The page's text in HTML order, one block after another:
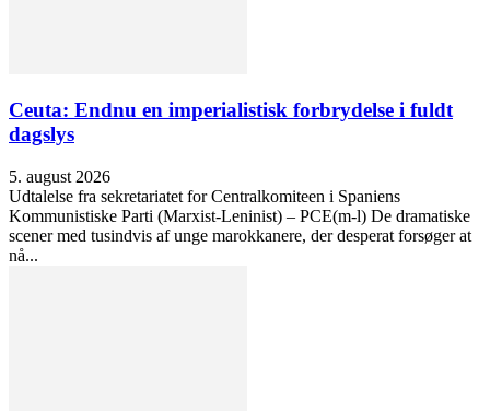
Ceuta: Endnu en imperialistisk forbrydelse i fuldt
dagslys
5. august 2026
Udtalelse fra sekretariatet for Centralkomiteen i Spaniens
Kommunistiske Parti (Marxist-Leninist) – PCE(m-l) De dramatiske
scener med tusindvis af unge marokkanere, der desperat forsøger at
nå...